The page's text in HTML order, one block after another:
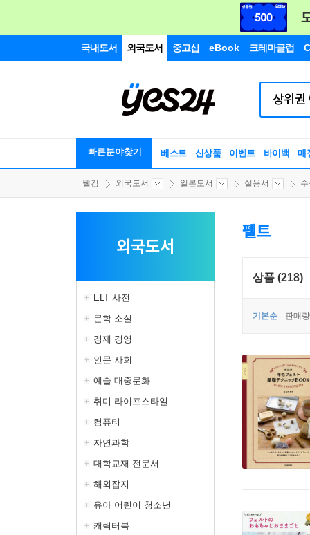
국내도서 외국도서 중고샵 eBook 크레마클럽
빠른분야찾기 베스트 신상품 이벤트 바이백 매
웰컴 외국도서 일본도서 실용서
외국도서
ELT 사전
문학 소설
경제 경영
인문 사회
예술 대중문화
취미 라이프스타일
컴퓨터
자연과학
대학교재 전문서
해외잡지
유아 어린이 청소년
캐릭터북
펠트
상품 (218)
기본순 판매